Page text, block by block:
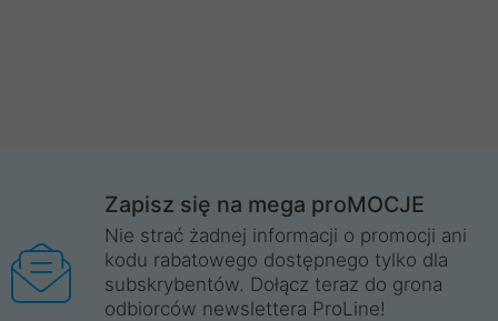
Zapisz się na mega proMOCJE
Nie strać żadnej informacji o promocji ani
kodu rabatowego dostępnego tylko dla
subskrybentów. Dołącz teraz do grona
odbiorców newslettera ProLine!